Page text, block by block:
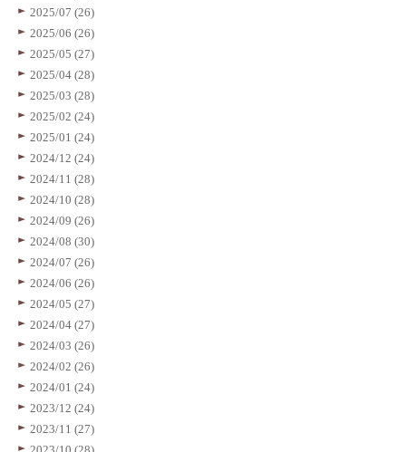
2025/07 (26)
2025/06 (26)
2025/05 (27)
2025/04 (28)
2025/03 (28)
2025/02 (24)
2025/01 (24)
2024/12 (24)
2024/11 (28)
2024/10 (28)
2024/09 (26)
2024/08 (30)
2024/07 (26)
2024/06 (26)
2024/05 (27)
2024/04 (27)
2024/03 (26)
2024/02 (26)
2024/01 (24)
2023/12 (24)
2023/11 (27)